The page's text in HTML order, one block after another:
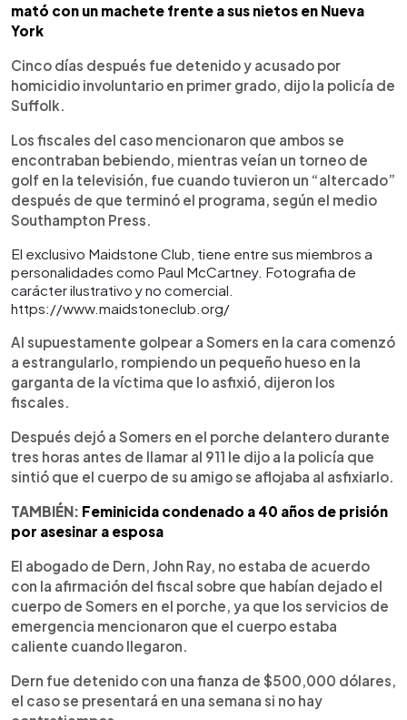
mató con un machete frente a sus nietos en Nueva
York
Cinco días después fue detenido y acusado por
homicidio involuntario en primer grado, dijo la policía de
Suffolk.
Los fiscales del caso mencionaron que ambos se
encontraban bebiendo, mientras veían un torneo de
golf en la televisión, fue cuando tuvieron un “altercado”
después de que terminó el programa, según el medio
Southampton Press.
El exclusivo Maidstone Club, tiene entre sus miembros a
personalidades como Paul McCartney. Fotografia de
carácter ilustrativo y no comercial.
https://www.maidstoneclub.org/
Al supuestamente golpear a Somers en la cara comenzó
a estrangularlo, rompiendo un pequeño hueso en la
garganta de la víctima que lo asfixió, dijeron los
fiscales.
Después dejó a Somers en el porche delantero durante
tres horas antes de llamar al 911 le dijo a la policía que
sintió que el cuerpo de su amigo se aflojaba al asfixiarlo.
TAMBIÉN: Feminicida condenado a 40 años de prisión
por asesinar a esposa
El abogado de Dern, John Ray, no estaba de acuerdo
con la afirmación del fiscal sobre que habían dejado el
cuerpo de Somers en el porche, ya que los servicios de
emergencia mencionaron que el cuerpo estaba
caliente cuando llegaron.
Dern fue detenido con una fianza de $500,000 dólares,
el caso se presentará en una semana si no hay